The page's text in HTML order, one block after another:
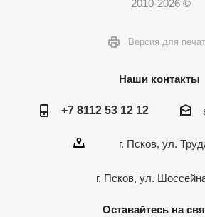
2010-2026 ©
Версия для
Наши контакты
+7 8112 53 12 12
г. Псков, ул.
г. Псков, ул.
Оставайтесь на